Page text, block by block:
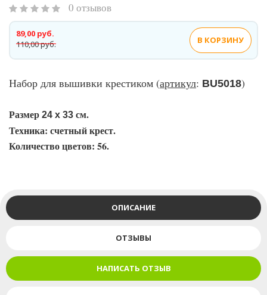
0 отзывов
110,00 руб.
89,00 руб.
В КОРЗИНУ
Набор для вышивки крестиком (артикул: ВU5018)
Размер 24 х 33 см.
Техника: счетный крест.
Количество цветов: 56.
ОПИСАНИЕ
ОТЗЫВЫ
НАПИСАТЬ ОТЗЫВ